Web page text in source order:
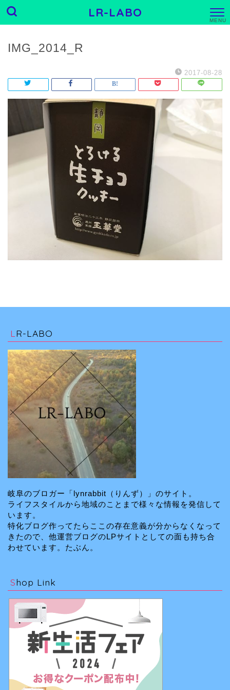
LR-LABO
E
IMG_2014_R
2017-08-28
LR-LABO
岐阜のブロガー「lynrabbit（りんず）」のサイト。
ライフスタイルから地域のことまで様々な情報を発信して
います。
特化ブログ作ってたらここの存在意義が分からなくなって
きたので、他運営ブログのLPサイトとしての面も持ち合
わせています。たぶん。
Shop Link